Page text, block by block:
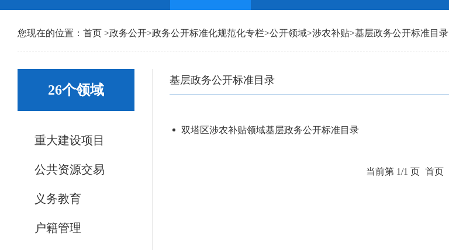
您现在的位置： 首页 >政务公开>政务公开标准化规范化专栏>公开领域>涉农补贴>基层政务公开标准目录
26个领域
重大建设项目
公共资源交易
义务教育
户籍管理
基层政务公开标准目录
双塔区涉农补贴领域基层政务公开标准目录
当前第 1/1 页 首页